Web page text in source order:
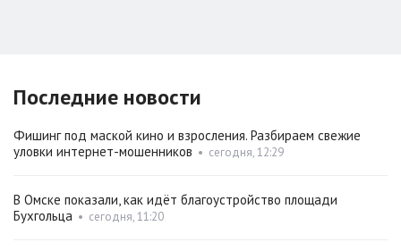
Последние новости
Фишинг под маской кино и взросления. Разбираем свежие
уловки интернет-мошенников • сегодня, 12:29
В Омске показали, как идёт благоустройство площади
Бухгольца • сегодня, 11:20